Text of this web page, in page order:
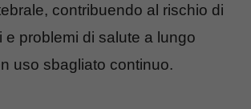
contribuendo al rischio di
e problemi di salute a lungo
uso sbagliato continuo.